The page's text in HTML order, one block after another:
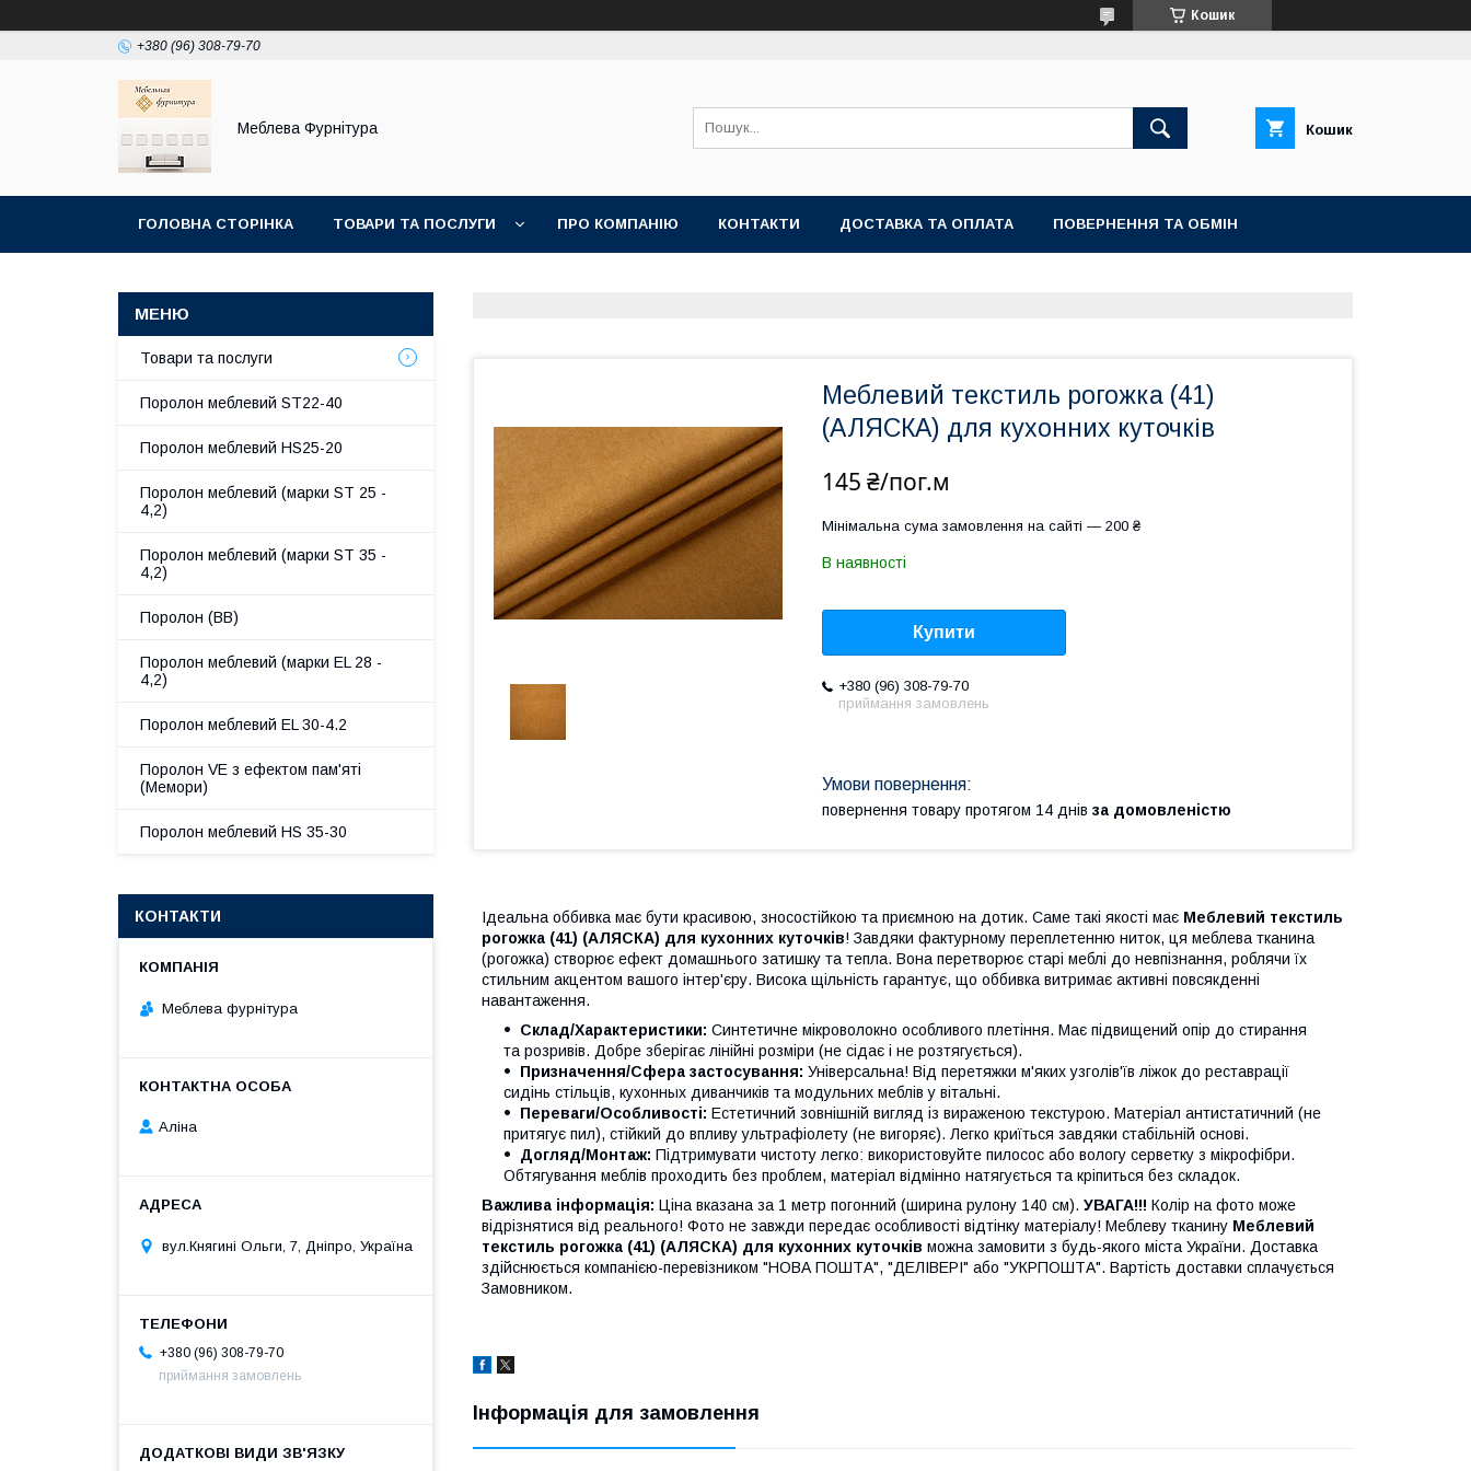
Кошик
+380 (96) 308-79-70
Меблева Фурнітура Кошик
ГОЛОВНА СТОРІНКА ТОВАРИ ТА ПОСЛУГИ ПРО КОМПАНІЮ КОНТАКТИ ДОСТАВКА ТА ОПЛАТА ПОВЕРНЕННЯ ТА ОБМІН
Меблевий текстиль рогожка (41)
(АЛЯСКА) для кухонних куточків
145 ₴/пог.м
Мінімальна сума замовлення на сайті — 200 ₴
В наявності
Купити
+380 (96) 308-79-70
приймання замовлень
повернення товару протягом 14 днів за домовленістю
Ідеальна оббивка має бути красивою, зносостійкою та приємною на дотик. Саме такі якості має Меблевий текстиль
рогожка (41) (АЛЯСКА) для кухонних куточків! Завдяки фактурному переплетенню ниток, ця меблева тканина
(рогожка) створює ефект домашнього затишку та тепла. Вона перетворює старі меблі до невпізнання, роблячи їх
стильним акцентом вашого інтер'єру. Висока щільність гарантує, що оббивка витримає активні повсякденні
навантаження.
Склад/Характеристики: Синтетичне мікроволокно особливого плетіння. Має підвищений опір до стирання
та розривів. Добре зберігає лінійні розміри (не сідає і не розтягується).
Призначення/Сфера застосування: Універсальна! Від перетяжки м'яких узголів'їв ліжок до реставрації
сидінь стільців, кухонных диванчиків та модульних меблів у вітальні.
Переваги/Особливості: Естетичний зовнішній вигляд із вираженою текстурою. Матеріал антистатичний (не
притягує пил), стійкий до впливу ультрафіолету (не вигоряє). Легко криїться завдяки стабільній основі.
Догляд/Монтаж: Підтримувати чистоту легко: використовуйте пилосос або вологу серветку з мікрофібри.
Обтягування меблів проходить без проблем, матеріал відмінно натягується та кріпиться без складок.
Важлива інформація: Ціна вказана за 1 метр погонний (ширина рулону 140 см). УВАГА!!! Колір на фото може
відрізнятися від реального! Фото не завжди передає особливості відтінку матеріалу! Меблеву тканину Меблевий
текстиль рогожка (41) (АЛЯСКА) для кухонних куточків можна замовити з будь-якого міста України. Доставка
здійснюється компанією-перевізником "НОВА ПОШТА", "ДЕЛІВЕРІ" або "УКРПОШТА". Вартість доставки сплачується
Замовником.
Інформація для замовлення
Товари та послуги
Поролон меблевий ST22-40
Поролон меблевий HS25-20
Поролон меблевий (марки ST 25 -
4,2)
Поролон меблевий (марки ST 35 -
4,2)
Поролон (ВВ)
Поролон меблевий (марки EL 28 -
4,2)
Поролон меблевий EL 30-4.2
Поролон VE з ефектом пам'яті
(Мемори)
Поролон меблевий HS 35-30
КОНТАКТИ
Меблева фурнітура
Аліна
вул.Княгині Ольги, 7, Дніпро, Україна
+380 (96) 308-79-70
приймання замовлень